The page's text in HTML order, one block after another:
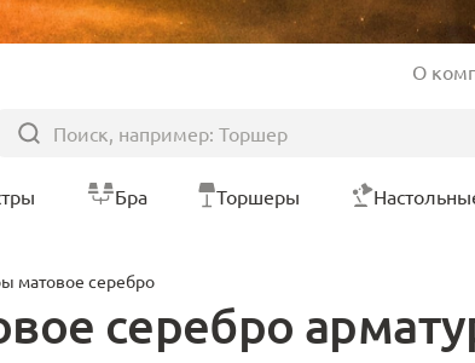
О
Бра Торшеры
матовое серебро
серебро